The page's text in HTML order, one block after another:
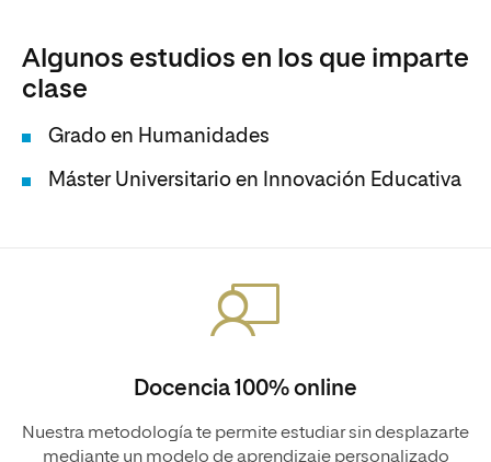
Algunos estudios en los que imparte
clase
Grado en Humanidades
Máster Universitario en Innovación Educativa
Docencia 100% online
Nuestra metodología te permite estudiar sin desplazarte
mediante un modelo de aprendizaje personalizado